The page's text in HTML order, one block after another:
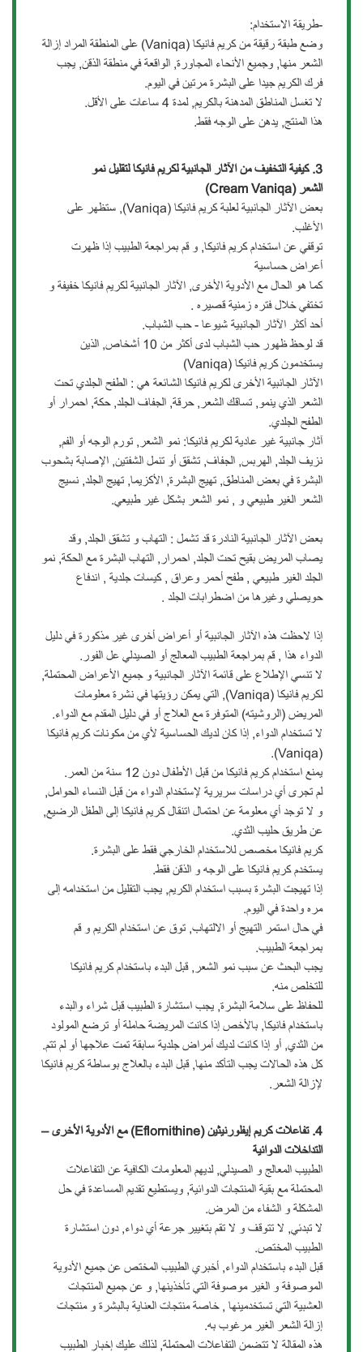
-طريقة الاستخدام:
وضع طبقة رقيقة من كريم فانيكا (Vaniqa) على المنطقة المراد إزالة
الشعر منها, وجميع الأنحاء المجاورة, الواقعة في منطقة الذقن, يجب
فرك الكريم جيدا على البشرة مرتين في اليوم.
لا تغسل المناطق المدهنة بالكريم, لمدة 4 ساعات على الأقل.
هذا المنتج, يدهن على الوجه فقط.
3. كيفية التخفيف من الآثار الجانبية لكريم فانيكا لتقليل نمو
الشعر(Cream Vaniqa)
بعض اﻵثار الجانبية لعلبة كريم فانيكا (Vaniqa), ستظهر على
الأغلب.
توقفي عن استخدام كريم فانيكا, و قم بمراجعة الطبيب إذا ظهرت
أعراض حساسية
كما هو الحال مع الأدوية الأخرى, الآثار الجانبية لكريم فانيكا خفيفة و
تختفي خلال فتره زمنية قصيره .
أحد أكثر الآثار الجانبية شيوعا - حب الشباب.
قد لوحظ ظهور حب الشباب لدى أكثر من 10 أشخاص, الذين
يستخدمون كريم فانيكا (Vaniqa)
الآثار الجانبية الأخرى لكريم فانيكا الشائعة هي : الطفح الجلدي تحت
الشعر الذي ينمو, تساقك الشعر, حرقة, الجفاف الجلد, حكة, احمرار أو
الطفح الجلدي.
آثار جانبية غير عادية لكريم فانيكا: نمو الشعر, تورم الوجه أو الفم,
نزيف الجلد, الهربس, الجفاف, تشقق أو تنمل الشفتين, الإصابة بشحوب
البشرة في بعض المناطق, تهيج البشرة, الأكزيما, تهيج الجلد, نسيج
الشعر الغير طبيعي و , نمو الشعر بشكل غير طبيعي.
بعض اﻵثار الجانبية النادرة قد تشمل : التهاب و تشقق الجلد, وقد
يصاب المريض بقيح تحت الجلد, احمرار, التهاب البشرة مع الحكة, نمو
الجلد الغير طبيعي , طفح أحمر وعراق , كيسات جلدية , اندفاع
حويصلي وغيرها من اضطرابات الجلد .
إذا لاحظت هذه الآثار الجانبية أو أعراض أخرى غير مذكورة في دليل
الدواء هذا , قم بمراجعة الطبيب المعالج أو الصيدلي عل الفور.
لا تنسي الإطلاع على قائمة اﻵثار الجانبية و جميع الأعراض المحتملة,
لكريم فانيكا (Vaniqa), التي يمكن رؤيتها في نشرة معلومات
المريض (الروشيته) المتوفرة مع العلاج أو في دليل المقدم مع الدواء.
لا تستخدام الدواء, إذا كان لديك الحساسية لأي من مكونات كريم فانيكا
(Vaniqa).
يمنع استخدام كريم فانيكا من قبل الأطفال دون 12 سنة من العمر.
لم تجرى أي دراسات سريرية لإستخدام الدواء من قبل النساء الحوامل,
و لا توجد أي معلومة عن احتمال اتنقال كريم فانيكا إلى الطفل الرضيع,
عن طريق حليب الثدي.
كريم فانيكا مخصص للاستخدام الخارجي فقط على البشرة.
يستخدم كريم فانيكا على الوجه و الذقن فقط.
إذا تهيجت البشرة بسبب استخدام الكريم, يجب التقليل من استخدامه إلى
مره واحدة في اليوم.
في حال استمر التهيج أو الالتهاب, توق عن استخدام الكريم و قم
بمراجعة الطبيب.
يجب البحث عن سبب نمو الشعر, قبل البدء باستخدام كريم فانيكا
للتخلص منه.
للحفاظ على سلامة البشرة, يجب استشارة الطبيب قبل شراء والبدء
باستخدام فانيكا, باﻷخص إذا كانت المريضة حاملة أو ترضع المولود
من الثدي, أو إذا كانت لديك أمراض جلدية سابقة تمت علاجها أو لم تتم.
كل هذه الحالات يجب التأكد منها, قبل البدء بالعلاج بوساطة كريم فانيكا
ﻹزالة الشعر.
4. تفاعلات كريم إيفلورنيثين(Eflornithine)
مع الأدوية الأخرى –
التداخلات الدوائية
الطبيب المعالج و الصيدلي, لديهم المعلومات الكافية عن التفاعلات
المحتملة مع بقية المنتجات الدوائية, ويستطيع تقديم المساعدة في حل
المشكلة و الشفاء من المرض.
لا تبدئي, لا تتوقف و لا تقم بتغيير جرعة أي دواء, دون استشارة
الطبيب المختص.
قبل البدء باستخدام الدواء, أخبري الطبيب المختص عن جميع الأدوية
الموصوفة و الغير موصوفة التي تأخذينها, و عن جميع المنتجات
العشبية التي تستخدمينها , خاصة منتجات العناية بالبشرة و منتجات
إزالة الشعر الغير مرغوب به.
هذه المقالة لا تتضمن التفاعلات المحتملة, لذلك عليك إخبار الطبيب